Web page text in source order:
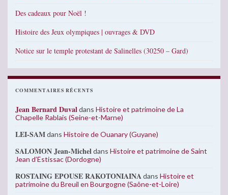
Des cadeaux pour Noël !
Histoire des Jeux olympiques | ouvrages & DVD
Notice sur le temple protestant de Salinelles (30250 – Gard)
COMMENTAIRES RÉCENTS
Jean Bernard Duvaldans Histoire et patrimoine de La
Chapelle Rablais (Seine-et-Marne)
LEI-SAMdans Histoire de Ouanary (Guyane)
SALOMON Jean-Micheldans Histoire et patrimoine de Saint
Jean d’Estissac (Dordogne)
ROSTAING EPOUSE RAKOTONIAINAdans Histoire et
patrimoine du Breuil en Bourgogne (Saône-et-Loire)